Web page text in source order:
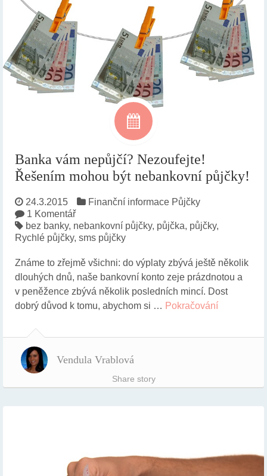
Banka vám nepůjčí? Nezoufejte!
Řešením mohou být nebankovní půjčky!
24.3.2015 Finanční informace Půjčky
1 Komentář
bez banky, nebankovní půjčky, půjčka, půjčky,
Rychlé půjčky, sms půjčky
Známe to zřejmě všichni: do výplaty zbývá ještě několik
dlouhých dnů, naše bankovní konto zeje prázdnotou a
v peněžence zbývá několik posledních mincí. Dost
dobrý důvod k tomu, abychom si … Pokračování
Vendula Vrablová
Share story